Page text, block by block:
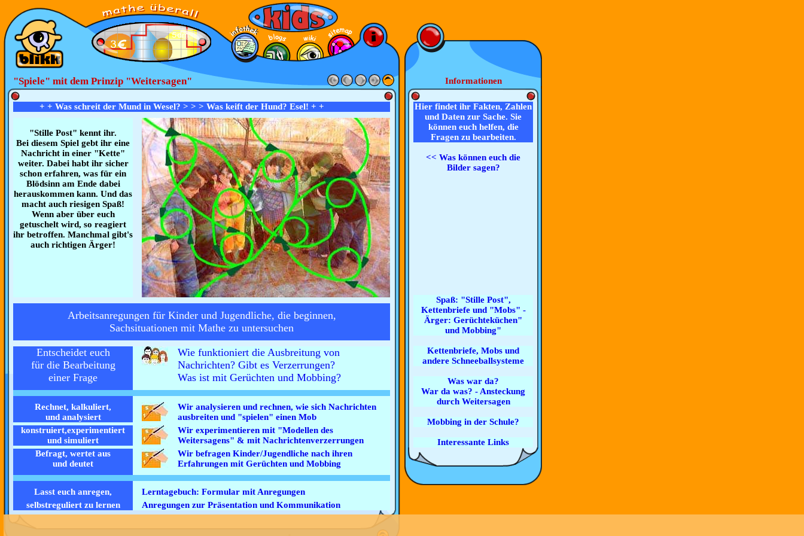
"Spiele" mit dem Prinzip "Weitersagen"
+ + Was schreit der Mund in Wesel? > > > Was keift der Hund? Esel! + +
"Stille Post" kennt ihr.
Bei diesem Spiel gebt ihr eine
Nachricht in einer "Kette"
weiter. Dabei habt ihr sicher
schon erfahren, was für ein
Blödsinn am Ende dabei
herauskommen kann. Und das
macht auch riesigen Spaß!
Wenn aber über euch
getuschelt wird, so reagiert
ihr betroffen. Manchmal gibt's
auch richtigen Ärger!
Arbeitsanregungen für Kinder und Jugendliche, die beginnen,
Sachsituationen mit Mathe zu untersuchen
Entscheidet euch
für die Bearbeitung
einer Frage
Wie funktioniert die Ausbreitung von
Nachrichten? Gibt es Verzerrungen?
Was ist mit Gerüchten und Mobbing?
Rechnet, kalkuliert,
und analysiert
Wir analysieren und rechnen, wie sich Nachrichten
ausbreiten und "spielen" einen Mob
konstruiert,experimentiert
und simuliert
Wir experimentieren mit "Modellen des
Weitersagens" & mit Nachrichtenverzerrungen
Befragt, wertet aus
und deutet
Wir befragen Kinder/Jugendliche nach ihren
Erfahrungen mit Gerüchten und Mobbing
Lasst euch anregen,
Lerntagebuch: Formular mit Anregungen
selbstreguliert zu lernen
Anregungen zur Präsentation und Kommunikation
Informationen
Hier findet ihr Fakten, Zahlen
und Daten zur Sache. Sie
können euch helfen, die
Fragen zu bearbeiten.
<< Was können euch die
Bilder sagen?
Spaß: "Stille Post",
Kettenbriefe und "Mobs" -
Ärger: Gerüchteküchen"
und Mobbing"
Kettenbriefe, Mobs und
andere Schneeballsysteme
Was war da?
War da was? - Ansteckung
durch Weitersagen
Mobbing in der Schule?
Interessante Links